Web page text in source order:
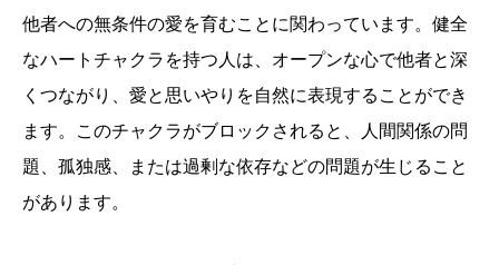
他者への無条件の愛を育むことに関わっています。健全
なハートチャクラを持つ人は、オープンな心で他者と深
くつながり、愛と思いやりを自然に表現することができ
ます。このチャクラがブロックされると、人間関係の問
題、孤独感、または過剰な依存などの問題が生じること
があります。